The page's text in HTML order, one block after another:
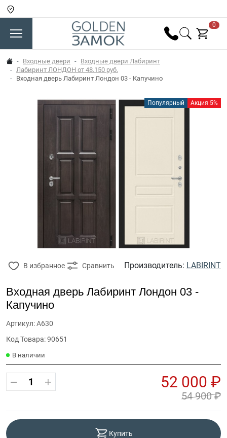
0
Входные двери
Входные двери Лабиринт
Лабиринт ЛОНДОН от 48.150 руб.
Входная дверь Лабиринт Лондон 03 - Капучино
Популярный Акция 5%
В избранное Сравнить Производитель: LABIRINT
Входная дверь Лабиринт Лондон 03 -
Капучино
Артикул: А630
Код Товара: 90651
В наличии
52 000 ₽
54 900 ₽
Купить